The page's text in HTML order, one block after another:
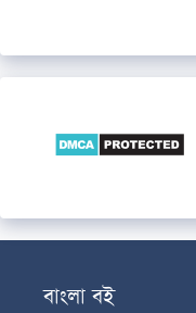
বাংলা বই